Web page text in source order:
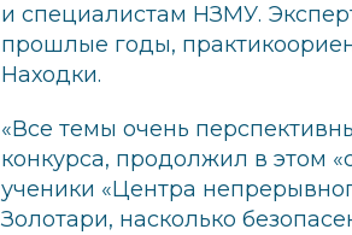
и специалистам НЗМУ.
прошлые годы,
Находки.
«Все темы очень
конкурса, продолжил в этом
ученики «Центра
Золотари, насколько